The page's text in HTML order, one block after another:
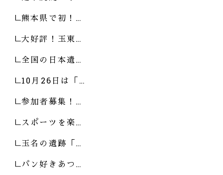
熊本県で初！…
大好評！玉東…
全国の日本遺…
10月26日は「…
参加者募集！…
スポーツを楽…
玉名の遺跡「…
パン好きあつ…